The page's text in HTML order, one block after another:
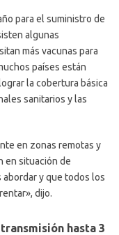
para el suministro de
algunas
más vacunas para
países están
la cobertura básica
sanitarios y las
en zonas remotas y
en situación de
y que todos los
dijo.
hasta 3